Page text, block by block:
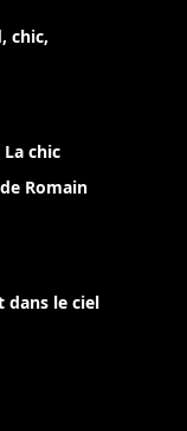
chic,
chic
Romain
dans le ciel